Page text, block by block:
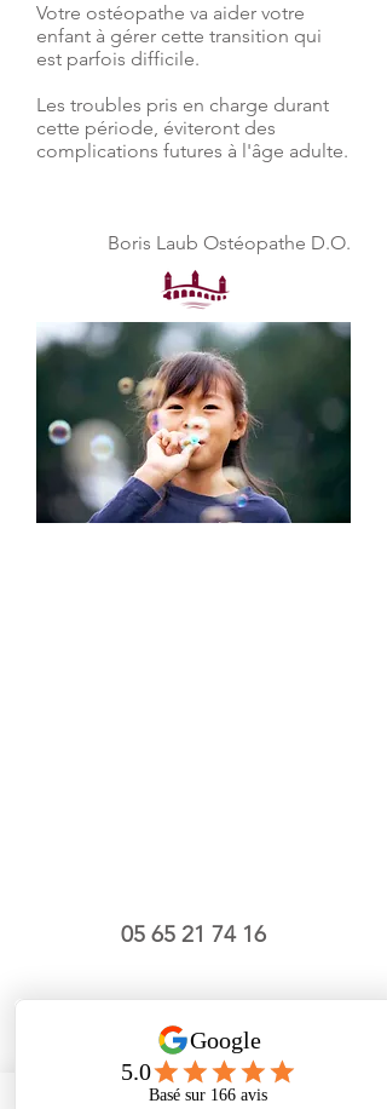
Votre ostéopathe va aider votre
enfant à gérer cette transition qui
est parfois difficile.
Les troubles pris en charge durant
cette période, éviteront des
complications futures à l'âge adulte.
Boris Laub Ostéopathe D.O.
05 65 21 74 16
5, rue Principale
46090 Espère